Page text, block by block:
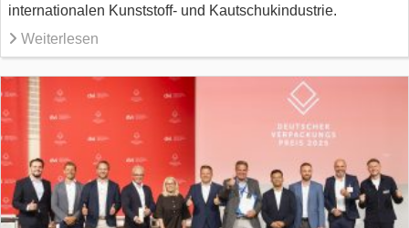
internationalen Kunststoff- und Kautschukindustrie.
Weiterlesen